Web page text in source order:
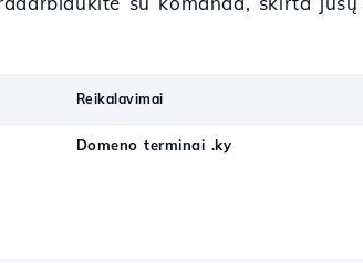
Reikalavimai
Domeno terminai .ky